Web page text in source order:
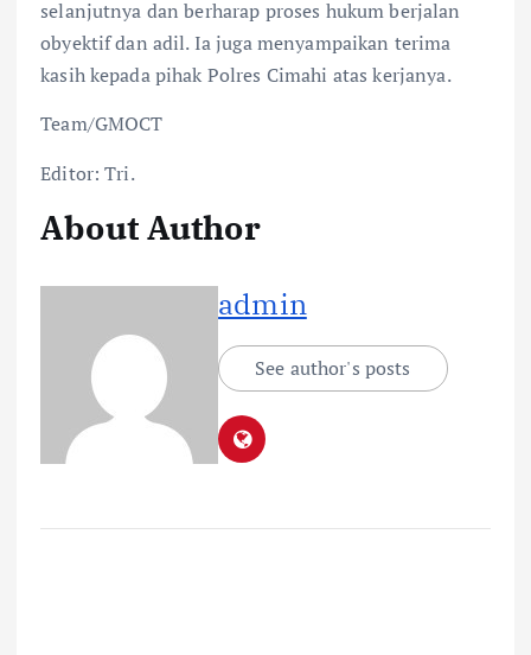
selanjutnya dan berharap proses hukum berjalan
obyektif dan adil. Ia juga menyampaikan terima
kasih kepada pihak Polres Cimahi atas kerjanya.
Team/GMOCT
Editor: Tri.
About Author
admin
See author's posts